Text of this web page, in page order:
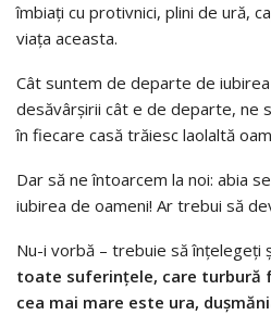
îmbiaţi cu protivnici, plini de ură,
viaţa aceasta.
Cât suntem de departe de
desăvârşirii cât e de departe, ne
în fiecare casă trăiesc laolaltă
Dar să ne întoarcem la noi: abia
iubirea de oameni! Ar trebui să
Nu-i vorbă – trebuie să înţelegeţi
toate suferinţele, care turbură
cea mai mare este ura,